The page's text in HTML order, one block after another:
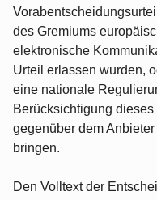
des Gremiums
elektronische
Urteil erlassen wurden,
eine nationale
Berücksichtigung
gegenüber dem
bringen.
Den Volltext der